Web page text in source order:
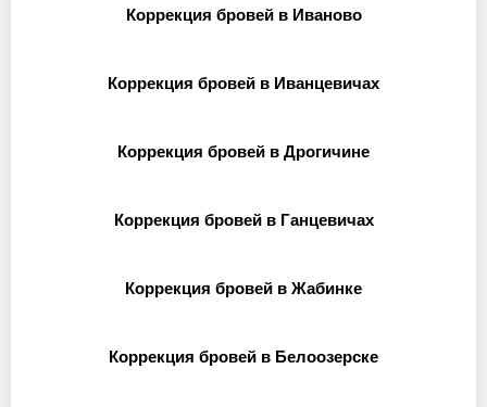
Коррекция бровей в Иваново
Коррекция бровей в Иванцевичах
Коррекция бровей в Дрогичине
Коррекция бровей в Ганцевичах
Коррекция бровей в Жабинке
Коррекция бровей в Белоозерске